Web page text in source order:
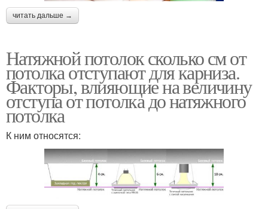
читать дальше →
Натяжной потолок сколько см от
потолка отступают для карниза.
Факторы, влияющие на величину
отступа от потолка до натяжного
потолка
К ним относятся: